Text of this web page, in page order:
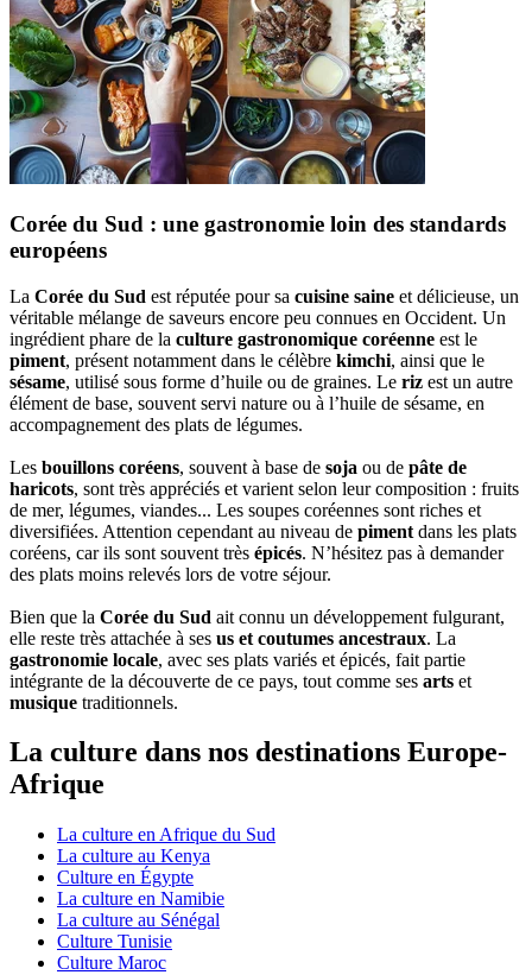
Corée du Sud : une gastronomie loin des standards
européens
La Corée du Sud est réputée pour sa cuisine saine et délicieuse, un
véritable mélange de saveurs encore peu connues en Occident. Un
ingrédient phare de la culture gastronomique coréenne est le
piment, présent notamment dans le célèbre kimchi, ainsi que le
sésame, utilisé sous forme d’huile ou de graines. Le riz est un autre
élément de base, souvent servi nature ou à l’huile de sésame, en
accompagnement des plats de légumes.
Les bouillons coréens, souvent à base de soja ou de pâte de
haricots, sont très appréciés et varient selon leur composition : fruits
de mer, légumes, viandes... Les soupes coréennes sont riches et
diversifiées. Attention cependant au niveau de piment dans les plats
coréens, car ils sont souvent très épicés. N’hésitez pas à demander
des plats moins relevés lors de votre séjour.
Bien que la Corée du Sud ait connu un développement fulgurant,
elle reste très attachée à ses us et coutumes ancestraux. La
gastronomie locale, avec ses plats variés et épicés, fait partie
intégrante de la découverte de ce pays, tout comme ses arts et
musique traditionnels.
La culture dans nos destinations Europe-
Afrique
La culture en Afrique du Sud
La culture au Kenya
Culture en Égypte
La culture en Namibie
La culture au Sénégal
Culture Tunisie
Culture Maroc